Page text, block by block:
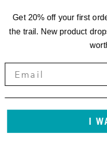
Get 20% off your first
the trail. New product
I